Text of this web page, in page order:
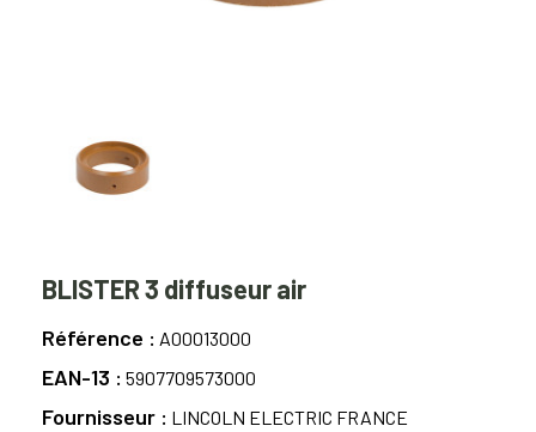
BLISTER 3 diffuseur air
Référence A00013000
EAN-13 5907709573000
Fournisseur LINCOLN ELECTRIC FRANCE